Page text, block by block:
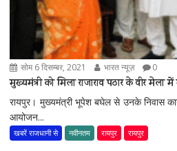
सोम 6 दिसम्बर, 2021 भारत न्यूज़ 0
मुख्यमंत्री को मिला राजाराव पठार के वीर
रायपुर। मुख्यमंत्री भूपेश बघेल से उनके निवास
आयोजन...
खबरें राजधानी से नवीनतम रायपुर रायपुर